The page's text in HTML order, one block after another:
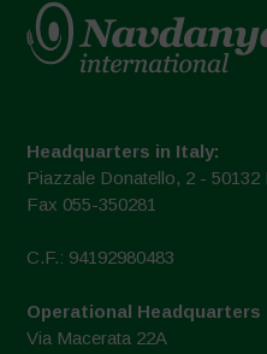
Headquarters in Italy:
Piazzale Donatello, 2 - 50132
Fax 055-350281
C.F.: 94192980483
Operational Headquarters
Via Macerata 22A